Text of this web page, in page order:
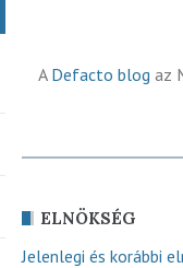
A Defacto blog az
ELNÖKSÉG
Jelenlegi és korábbi